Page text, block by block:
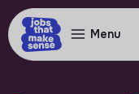
Menu